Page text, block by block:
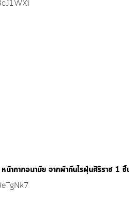
น้ากากอนามัย จากผ้ากันไรฝุ่นศิริราช 1